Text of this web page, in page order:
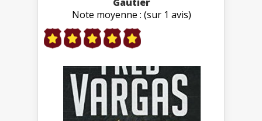
Note moyenne : (sur 1 avis)